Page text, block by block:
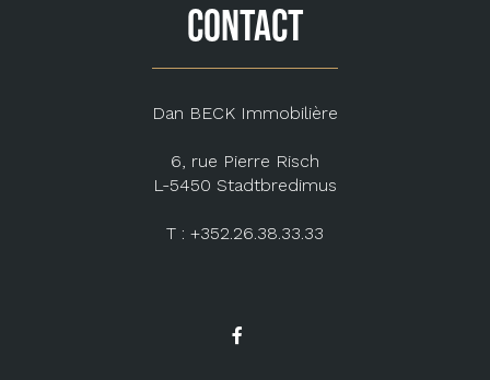
CONTACT
Dan BECK Immobilière
6, rue Pierre Risch
L-5450 Stadtbredimus
T : +352.26.38.33.33